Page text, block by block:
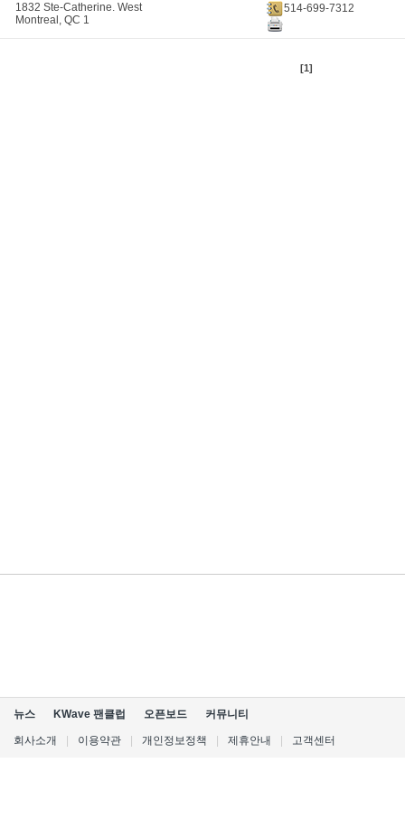
1832 Ste-Catherine. West
Montreal, QC 1
514-699-7312
[1]
뉴스 KWave 팬클럽 오픈보드 커뮤니티
회사소개 이용약관 개인정보정책 제휴안내 고객센터